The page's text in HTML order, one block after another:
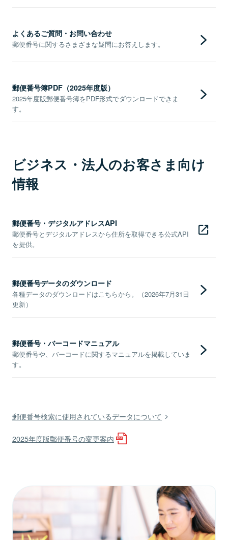
よくあるご質問・お問い合わせ
郵便番号に関するさまざまな疑問にお答えします。
郵便番号簿PDF（2025年度版）
2025年度版郵便番号簿をPDF形式でダウンロードできま
す。
ビジネス・法人のお客さま向け
情報
郵便番号・デジタルアドレスAPI
郵便番号とデジタルアドレスから住所を取得できる公式API
を提供。
郵便番号データのダウンロード
各種データのダウンロードはこちらから。（2026年7月31日
更新）
郵便番号・バーコードマニュアル
郵便番号や、バーコードに関するマニュアルを掲載していま
す。
郵便番号検索に使用されているデータについて
2025年度版郵便番号の変更案内